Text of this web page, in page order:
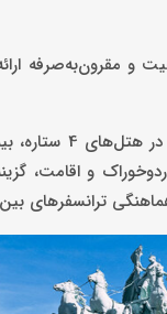
و مقرون‌به‌صرفه
قیمت بهترین
و
ترانسفرهای